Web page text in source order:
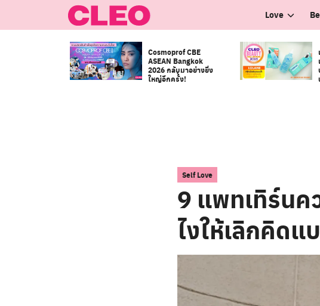
Love
Cosmoprof CBE
ASEAN Bangkok
2026 กลับมาอย่างยิ่ง
ใหญ่อีกครั้ง!
Self Love
9 แพทเทิร์นค
ไงให้เลิกคิดแ